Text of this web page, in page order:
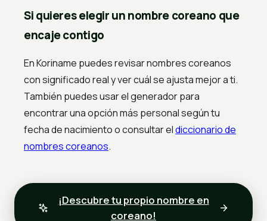
Si quieres elegir un nombre coreano que
encaje contigo
En Koriname puedes revisar nombres coreanos
con significado real y ver cuál se ajusta mejor a ti.
También puedes usar el generador para
encontrar una opción más personal según tu
fecha de nacimiento o consultar eldiccionario de
nombres coreanos.
¡Descubre tu propio nombre en
coreano!